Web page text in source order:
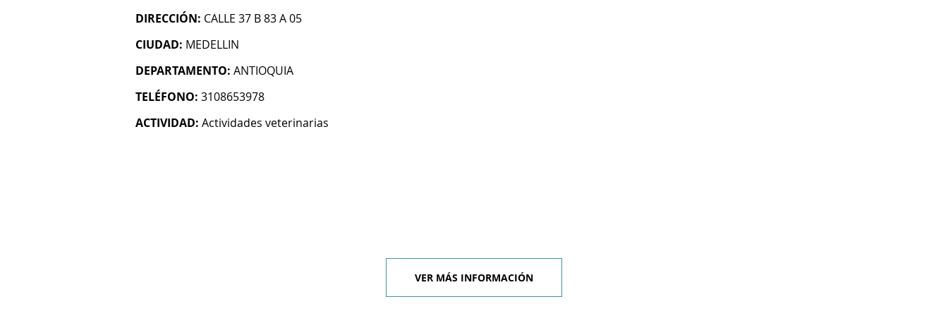
DIRECCIÓN: CALLE 37 B 83 A 05
CIUDAD: MEDELLIN
DEPARTAMENTO: ANTIOQUIA
TELÉFONO: 3108653978
ACTIVIDAD: Actividades veterinarias
VER MÁS INFORMACIÓN